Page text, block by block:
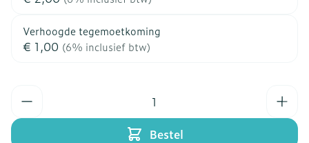
Verhoogde tegemoetkoming
€ 1,00 (6% inclusief btw)
Bestel